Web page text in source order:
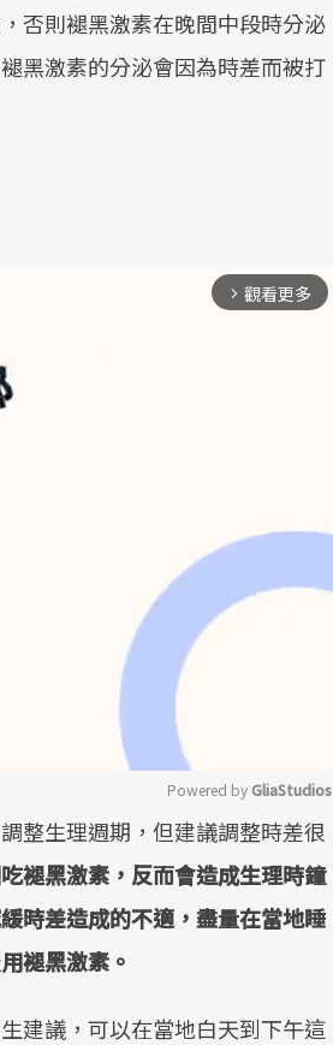
否則褪黑激素在晚間中段時分泌
黑激素的分泌會因為時差而被打
arrow_forward_ios 觀看更多
Mute
Powered by GliaStudios
整生理週期，但建議調整時差很
褪黑激素，反而會造成生理時鐘
時差造成的不適，盡量在當地睡
褪黑激素。
建議，可以在當地白天到下午這